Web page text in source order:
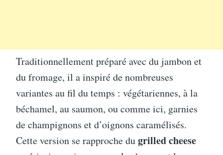
Traditionnellement préparé avec du jambon et
du fromage, il a inspiré de nombreuses
variantes au fil du temps : végétariennes, à la
béchamel, au saumon, ou comme ici, garnies
de champignons et d’oignons caramélisés.
Cette version se rapproche dugrilled cheese